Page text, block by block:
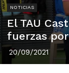
NOTICIAS
El TAU
fuerzas
20/09/2021